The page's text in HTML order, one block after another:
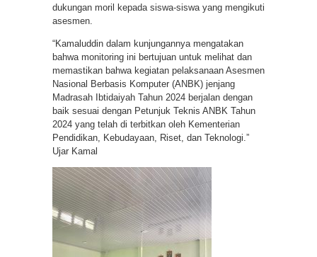
dukungan moril kepada siswa-siswa yang mengikuti
asesmen.
“Kamaluddin dalam kunjungannya mengatakan
bahwa monitoring ini bertujuan untuk melihat dan
memastikan bahwa kegiatan pelaksanaan Asesmen
Nasional Berbasis Komputer (ANBK) jenjang
Madrasah Ibtidaiyah Tahun 2024 berjalan dengan
baik sesuai dengan Petunjuk Teknis ANBK Tahun
2024 yang telah di terbitkan oleh Kementerian
Pendidikan, Kebudayaan, Riset, dan Teknologi.”
Ujar Kamal